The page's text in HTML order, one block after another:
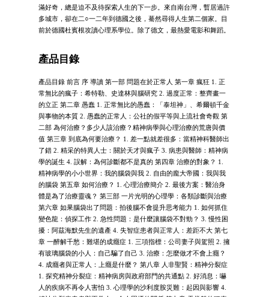
滿好奇，總是迫不及待探索人生的下一步。來自南台灣，暫居過許
多城市，卻在二○一二年到德國之後，驀然尋得人生第二個家。目
前於德國杜賓根攻讀心理系學位。除了德文，最熱愛電影和舞蹈。
產品目錄
產品目錄 前言 序 導讀 第一部 問題在於正常人 第一章 瘋狂 1. 正
常無比的瘋子：希特勒、史達林與腦研究 2. 過度正常：整齊畫一
的立正 第二章 愚蠢 1. 正常無比的愚蠢：「泰坦神」、希爾頓千金
與事物的本質 2. 愚蠢的正常人：公社的假平等與上流社會奇觀 第
二部 為何治療？多少人該治療？精神病學與心理治療的荒唐與價
值 第三章 到底為何要治療？ 1. 差一點就差很多：當精神科醫師出
了錯 2. 精采的特異人士：關於天才與瘋子 3. 病患與醫師：精神病
學的誕生 4. 誤解：為何診斷都不是真的 第四章 治療的對象？ 1.
精神病學的小小世界：我的腦袋與我 2. 自由的龐大帝國：我與我
的腦袋 第五章 如何治療？ 1. 心理治療簡介 2. 最後方案：醫治身
體是為了治療靈魂？ 第三部 一片光明的心理學：各類診斷與治療
第六章 如果腦袋出了問題：拍後腦不會提升思考能力 1. 如何抓住
變色龍：偵探工作 2. 急性問題：是什麼讓腦袋不對勁？ 3. 慢性困
擾：阿茲海默先生的遺產 4. 失智症患者與正常人：差距不大 第七
章 一醉解千愁：難堪的成癮症 1. 三項指標：公司妻子與駕照 2. 擁
有玻璃腦袋的小人：自己騙了自己 3. 治療：怎麼做才不會上癮？
4. 成癮者與正常人：上癮是什麼？ 第八章 人非聖賢：精神分裂症
1. 探究精神分裂症：精神病房與政府部門的共通點 2. 好消息：嚇
人的疾病不再令人害怕 3. 心理學的沙利度胺災難：起因與影響 4.